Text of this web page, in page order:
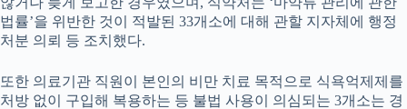
법률’을 위반한 것이 적발된 33개소에 대해 관할 지자체에 행정
처분 의뢰 등 조치했다.
또한 의료기관 직원이 본인의 비만 치료 목적으로 식욕억제제를
처방 없이 구입해 복용하는 등 불법 사용이 의심되는 3개소는 경